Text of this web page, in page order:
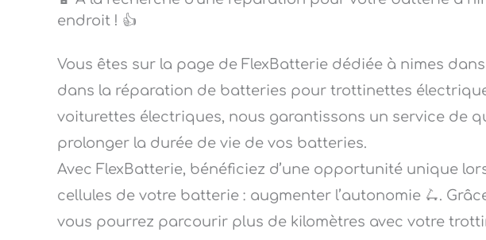
endroit ! 👍
Vous êtes sur la page de FlexBatterie dédiée à nimes
dans la réparation de batteries pour trottinettes
voiturettes électriques, nous garantissons un service de
prolonger la durée de vie de vos batteries.
Avec FlexBatterie, bénéficiez d’une opportunité unique
cellules de votre batterie : augmenter l’autonomie 🛴.
vous pourrez parcourir plus de kilomètres avec votre